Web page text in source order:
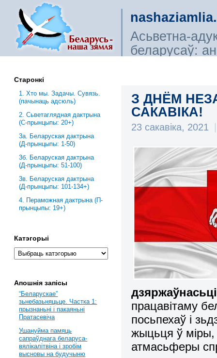
Асьветна-
беларусаў:
З ДНЁМ
САКАВІКА!
23 сакавіка, 2021 |
дзяржаўнасьці
працавітаму
посьпехаў і
жыцьця ў міры,
атмасьферы
Старонкі
1. Хто мы. Задачы. Сувязь.
(пачынаць адсюль)
2. Сьветаглядная дактрына
(С-прынцыпы: 20+)
3a. Беларуская дактрына
(Д-прынцыпы: 1-50)
3б. Беларуская дактрына
(Д-прынцыпы: 51-100)
3в. Беларуская дактрына
(Д-прынцыпы: 101-134+)
4. Пераможная дактрына (П-
прынцыпы: 19+)
Катэгорыі
Апошнія запісы
“Беларускае”
зьнебазьняцьце. Частка 1:
прызнаньні і пакаяньні
Пратасевіча
Ушануйма памяць
сапраўднага беларуса-
вялікалітвіна і зробім
высновы на будучыню